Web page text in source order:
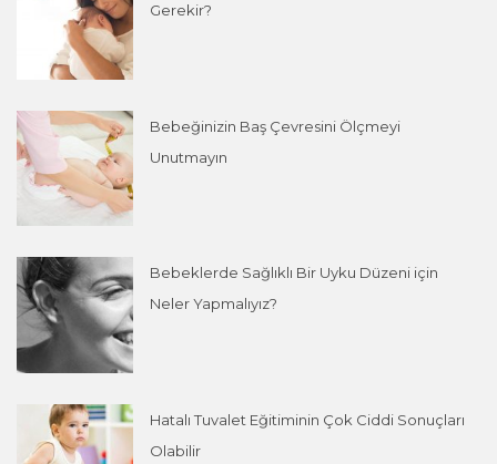
Gerekir?
Bebeğinizin Baş Çevresini Ölçmeyi
Unutmayın
Bebeklerde Sağlıklı Bir Uyku Düzeni için
Neler Yapmalıyız?
Hatalı Tuvalet Eğitiminin Çok Ciddi Sonuçları
Olabilir